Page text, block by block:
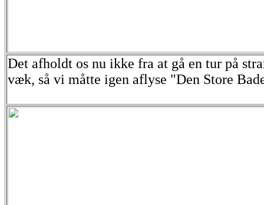
Det afholdt os nu ikke fra at gå en tur på
væk, så vi måtte igen aflyse "Den Store